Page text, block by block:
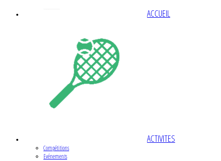
ACCUEIL
ACTIVITES
Compétitions
Evénements